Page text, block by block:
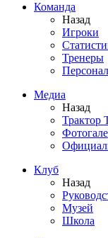
Команда
Назад
Игроки
Тренеры
Персонал
Медиа
Назад
Трактор
Клуб
Назад
Музей
Школа